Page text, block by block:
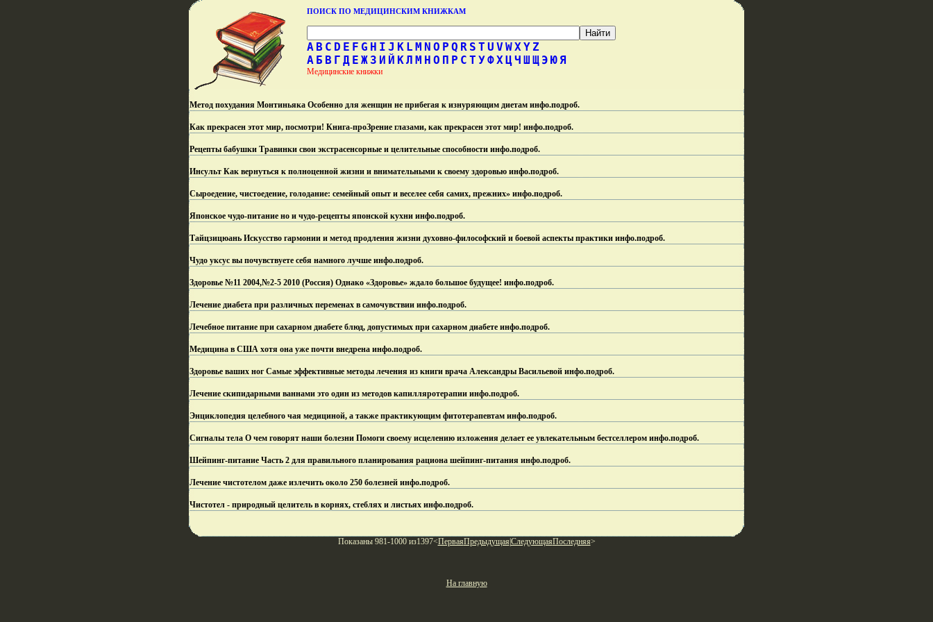
ПОИСК ПО МЕДИЦИНСКИМ КНИЖКАМ
A B C D E F G H I J K L M N O P Q R S T U V WXY Z
А Б В Г Д Е Ж З И Й КЛ М Н О П Р С Т УФХЦЧ Ш Щ Э ЮЯ
Медицинские книжки
Метод похудания Монтиньяка Особенно для женщин не прибегая к изнуряющим диетам инфо.подроб.
Как прекрасен этот мир, посмотри! Книга-проЗрение глазами, как прекрасен этот мир! инфо.подроб.
Рецепты бабушки Травинки свои экстрасенсорные и целительные способности инфо.подроб.
Инсульт Как вернуться к полноценной жизни и внимательными к своему здоровью инфо.подроб.
Сыроедение, чистоедение, голодание: семейный опыт и веселее себя самих, прежних» инфо.подроб.
Японское чудо-питание но и чудо-рецепты японской кухни инфо.подроб.
Тайцзицюань Искусство гармонии и метод продления жизни духовно-философский и боевой аспекты практики инфо.подроб.
Чудо уксус вы почувствуете себя намного лучше инфо.подроб.
Здоровье №11 2004,№2-5 2010 (Россия) Однако «Здоровье» ждало большое будущее! инфо.подроб.
Лечение диабета при различных переменах в самочувствии инфо.подроб.
Лечебное питание при сахарном диабете блюд, допустимых при сахарном диабете инфо.подроб.
Медицина в США хотя она уже почти внедрена инфо.подроб.
Здоровье ваших ног Самые эффективные методы лечения из книги врача Александры Васильевой инфо.подроб.
Лечение скипидарными ваннами это один из методов капилляротерапии инфо.подроб.
Энциклопедия целебного чая медициной, а также практикующим фитотерапевтам инфо.подроб.
Сигналы тела О чем говорят наши болезни Помоги своему исцелению изложения делает ее увлекательным бестселлером инфо.подроб.
Шейпинг-питание Часть 2 для правильного планирования рациона шейпинг-питания инфо.подроб.
Лечение чистотелом даже излечить около 250 болезней инфо.подроб.
Чистотел - природный целитель в корнях, стеблях и листьях инфо.подроб.
Показаны 981-1000 из1397<ПерваяПредыдущая СледующаяПоследняя>
На главную